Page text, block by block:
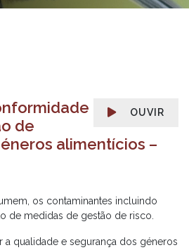
OUVIR
de
alimentícios –
os contaminantes incluindo
de medidas de gestão de risco.
a qualidade e segurança dos géneros